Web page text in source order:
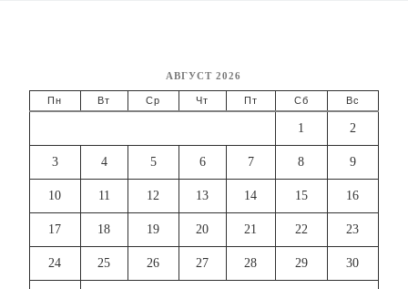
АВГУСТ 2026
Пн Вт Ср Чт Пт Сб Вс
1 2
3 4 5 6 7 8 9
10 11 12 13 14 15 16
17 18 19 20 21 22 23
24 25 26 27 28 29 30